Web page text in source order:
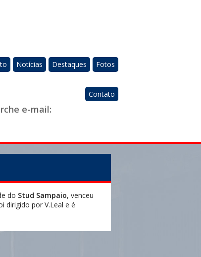
Notícias Destaques Fotos
Contato
e-mail:
do Stud Sampaio, venceu
dirigido por V.Leal e é